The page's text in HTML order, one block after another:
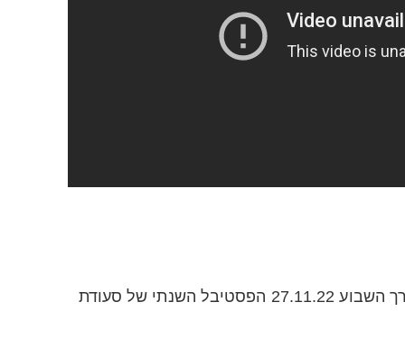
במרכז תאילנד, נערך השבוע 27.11.22 הפסטיבל השנתי של סעודת